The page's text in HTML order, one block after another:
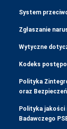
System
Zgłaszanie
Wytyczne
Kodeks
Polityka
oraz
Polityka
Badawczego